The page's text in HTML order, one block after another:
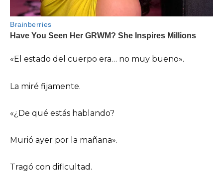
«El estado del cuerpo era… no muy bueno».
La miré fijamente.
«¿De qué estás hablando?
Murió ayer por la mañana».
Tragó con dificultad.